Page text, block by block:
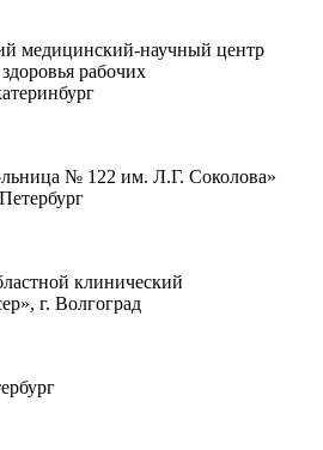
медицинский-научный центр
рабочих
№ 122 им. Л.Г. Соколова»
клинический
г. Волгоград